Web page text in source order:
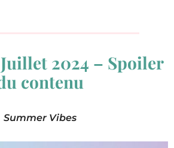
2024 – Spoiler
contenu
Summer Vibes